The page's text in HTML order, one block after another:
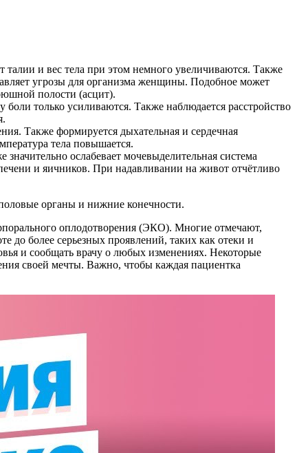
и вес тела при этом немного увеличиваются. Также
угрозы для организма женщины. Подобное может
полости (асцит).
только усиливаются. Также наблюдается расстройство
Также формируется дыхательная и сердечная
тела повышается.
ослабевает мочевыделительная система
и яичников. При надавливании на живот отчётливо
органы и нижние конечности.
оплодотворения (ЭКО). Многие отмечают,
до более серьезных проявлений, таких как отеки и
и сообщать врачу о любых изменениях. Некоторые
своей мечты. Важно, чтобы каждая пациентка